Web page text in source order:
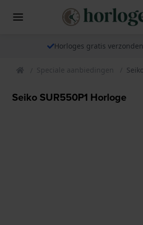
Horloges gratis
Speciale aanbiedingen
Seiko SUR550P1 Horloge